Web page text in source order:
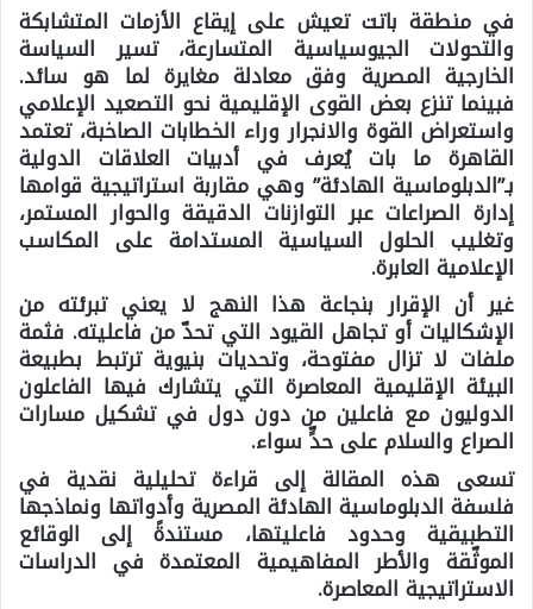
في منطقة باتت تعيش على إيقاع الأزمات المتشابكة
والتحولات الجيوسياسية المتسارعة، تسير السياسة
الخارجية المصرية وفق معادلة مغايرة لما هو سائد.
فبينما تنزع بعض القوى الإقليمية نحو التصعيد الإعلامي
واستعراض القوة والانجرار وراء الخطابات الصاخبة، تعتمد
القاهرة ما بات يُعرف في أدبيات العلاقات الدولية
بـ”الدبلوماسية الهادئة” وهي مقاربة استراتيجية قوامها
إدارة الصراعات عبر التوازنات الدقيقة والحوار المستمر،
وتغليب الحلول السياسية المستدامة على المكاسب
الإعلامية العابرة.
غير أن الإقرار بنجاعة هذا النهج لا يعني تبرئته من
الإشكاليات أو تجاهل القيود التي تحدّ من فاعليته. فثمة
ملفات لا تزال مفتوحة، وتحديات بنيوية ترتبط بطبيعة
البيئة الإقليمية المعاصرة التي يتشارك فيها الفاعلون
الدوليون مع فاعلين من دون دول في تشكيل مسارات
الصراع والسلام على حدٍّ سواء.
تسعى هذه المقالة إلى قراءة تحليلية نقدية في
فلسفة الدبلوماسية الهادئة المصرية وأدواتها ونماذجها
التطبيقية وحدود فاعليتها، مستندةً إلى الوقائع
الموثّقة والأطر المفاهيمية المعتمدة في الدراسات
الاستراتيجية المعاصرة.